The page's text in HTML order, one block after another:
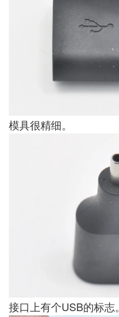
模具很精细。
接口上有个USB的标志。